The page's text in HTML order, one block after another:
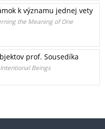
k významu jednej vety
the Meaning of One
prof. Sousedíka
Beings